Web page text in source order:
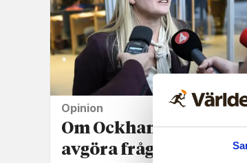
Opinion
Om Ockhams rakkniv
avgöra frågan har